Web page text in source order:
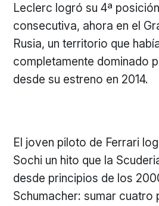
Leclerc logró su 4ª
consecutiva, ahora en el
Rusia, un territorio que
completamente dominado
desde su estreno en 2014.
El joven piloto de Ferrari
Sochi un hito que la
desde principios de los
Schumacher: sumar cuatro